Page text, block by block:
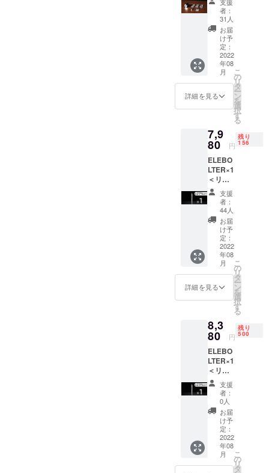
モットーで
す。今後と
もよろしく
おねがいい
たします。
ソケッ
ト×1 ＜
リター
ン内容
ビット
セット
（精密
と特殊
なタイ
プ35種
類）×1
ケット
×1
ーーー
ーーー
ーーー
※送料込
み、税
込 ※一
般販売
予定価
格3,980
※ELEB
OLTER
本体を
ご購入
いただ
状況、
使用部
材の供
給状
況、製
造工程
上の都
合等に
より出
荷時期
が遅れ
る場合
があり
ます。
者：
31人
お届
け予
定：
2022
年08
月
詳細を見る
こ
の
リ
タ
ー
ン
を
選
択
す
る
7,9
80 円
残り
156
ELEBO
LTER×1
＜リ
ターン
内容＞
■ELEB
OLTER
本体
×1 ■収
納ケー
ス×1 ■
ビット
セット
（常用
タイプ
32種
■日本語
取扱説
明書×1
■USB充
電ケー
ブル ×1
ーーー
ーーー
ーーー
※送料込
み、税
込 ※一
般販売
予定価
10,880
支援
者：
44人
お届
け予
定：
2022
年08
月
詳細を見る
こ
の
リ
タ
ー
ン
を
選
択
す
る
8,3
80 円
残り
500
ELEBO
LTER×1
＜リ
ターン
内容＞
■ELEB
OLTER
本体
×1 ■収
納ケー
ス×1 ■
ビット
セット
支援
者：
0人
お届
け予
定：
2022
年08
月
こ
の
リ
タ